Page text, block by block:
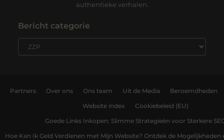
authentieke verhalen.
Bericht categorie
Partners Over ons Ons team Uit de Media Beroemdheden
Website index Cookiebeleid (EU)
Goede Links Inkopen: Slimme Strategieën voor Sterkere
Hoe Kan Ik Geld Verdienen met Mijn Website? Ontdek de Mogelijkheden